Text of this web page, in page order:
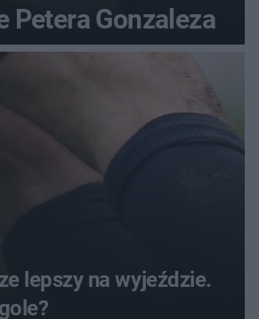
Petera Gonzaleza
lepszy na wyjeździe.